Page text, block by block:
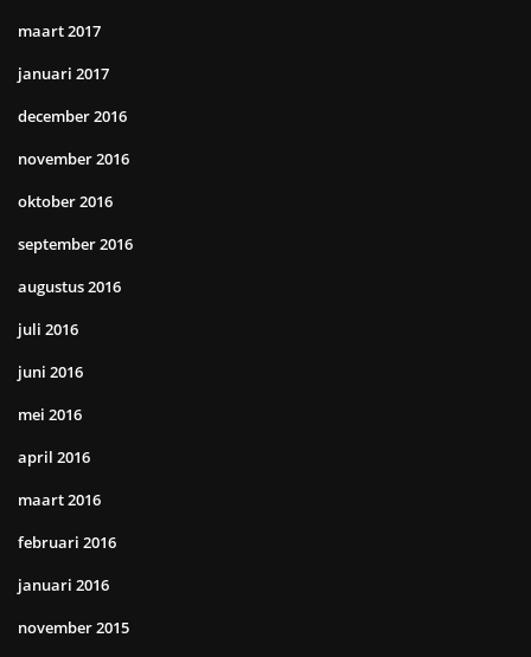
maart 2017
januari 2017
december 2016
november 2016
oktober 2016
september 2016
augustus 2016
juli 2016
juni 2016
mei 2016
april 2016
maart 2016
februari 2016
januari 2016
november 2015